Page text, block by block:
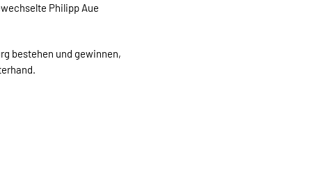
Philipp Aue
bestehen und gewinnen,